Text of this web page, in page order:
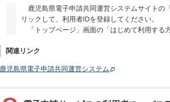
鹿児島県電子申請共同運営システムサイトの
リックして、利用者IDを登録してください。
「トップページ」画面の「はじめて利用する
関連リンク
鹿児島県電子申請共同運営システム